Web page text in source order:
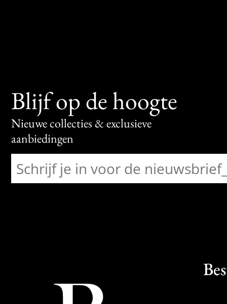
Blijf op de hoogte
Nieuwe collecties & exclusieve
aanbiedingen